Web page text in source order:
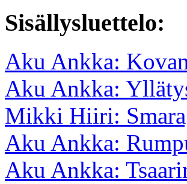
Sisällysluettelo:
Aku Ankka:
Aku Ankka:
Mikki Hiiri:
Aku Ankka:
Aku Ankka: